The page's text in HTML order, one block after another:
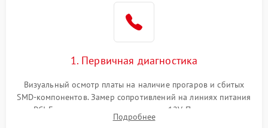
Механические повреждения
1. Первичная диагностика
Визуальный осмотр платы на наличие прогаров и сбитых
SMD-компонентов. Замер сопротивлений на линиях питания
PCI-E и дополнительных разъемах 12V. Проверка на
короткое замыкание основных дросселей питания GPU и
Подробнее